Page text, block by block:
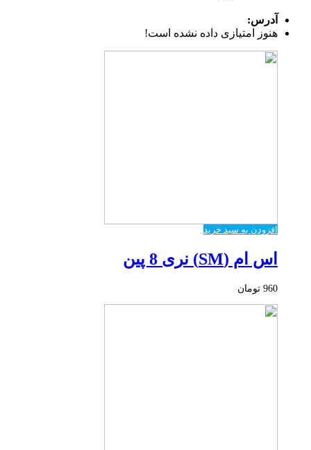
آدرس:
هنوز امتیازی داده نشده است!
افزودن به سبد خرید
اس ام (SM) نری 8 پین
960 تومان